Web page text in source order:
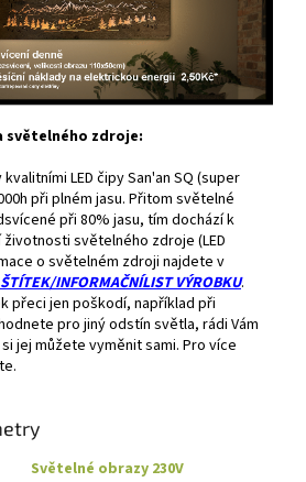
světelného zdroje:
LED čipy San'an SQ (super
při plném jasu. Přitom světelné
při 80% jasu, tím dochází k
světelného zdroje (LED
o světelném zdroji najdete v
INFORMAČNÍLIST VÝROBKU.
přeci jen poškodí, například při
pro jiný odstín světla, rádi Vám
jej můžete vyměnit sami. Pro více
Světelné obrazy 230V